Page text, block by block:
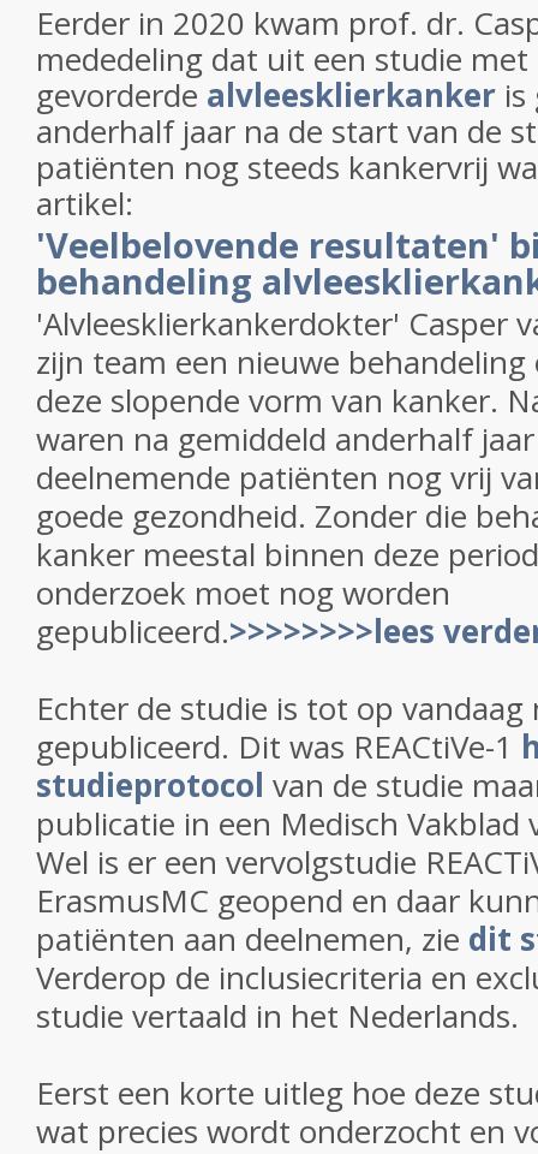
Eerder in 2020 kwam prof. dr.
mededeling dat uit een studie
gevorderde alvleesklierkanker is
anderhalf jaar na de start van de
patiënten nog steeds kankervrij
artikel:
'Veelbelovende resultaten'
behandeling
'Alvleesklierkankerdokter' Casper
zijn team een nieuwe
deze slopende vorm van kanker.
waren na gemiddeld anderhalf
deelnemende patiënten nog vrij
goede gezondheid. Zonder die
kanker meestal binnen deze
onderzoek moet nog worden
gepubliceerd.>>>>>>>>lees
Echter de studie is tot op vandaag
gepubliceerd. Dit was REACtiVe-1
studieprotocol van de studie
publicatie in een Medisch Vakblad
Wel is er een vervolgstudie
ErasmusMC geopend en daar
patiënten aan deelnemen, zie dit
Verderop de inclusiecriteria en
studie vertaald in het Nederlands.
Eerst een korte uitleg hoe deze
wat precies wordt onderzocht en